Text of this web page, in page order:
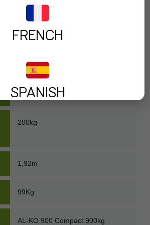
AJOUTER AU PANIER
6,40m
200kg
1,92m
99Kg
AL-KO 900 Compact 900kg
FRENCH
SPANISH